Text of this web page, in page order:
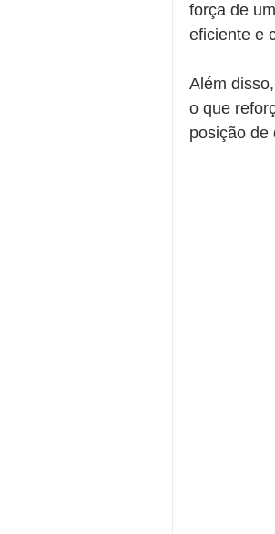
força de
eficiente e
Além
o que
posição de